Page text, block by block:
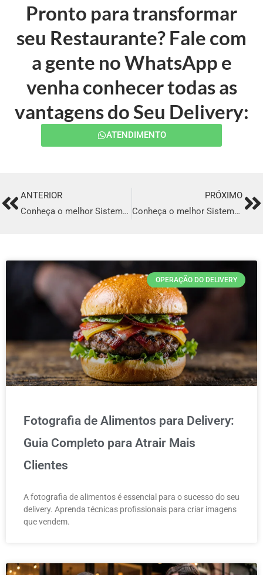
Pronto para transformar
seu Restaurante? Fale com
a gente no WhatsApp e
venha conhecer todas as
vantagens do Seu Delivery:
ATENDIMENTO
PrevANTERIOR
Conheça o melhor Sistema para Delivery em Santos
PRÓXIMO
Conheça o melhor Sistema para Delivery em Vila Velha
OPERAÇÃO DO DELIVERY
Fotografia de Alimentos para Delivery:
Guia Completo para Atrair Mais
Clientes
A fotografia de alimentos é essencial para o sucesso do seu
delivery. Aprenda técnicas profissionais para criar imagens
que vendem.